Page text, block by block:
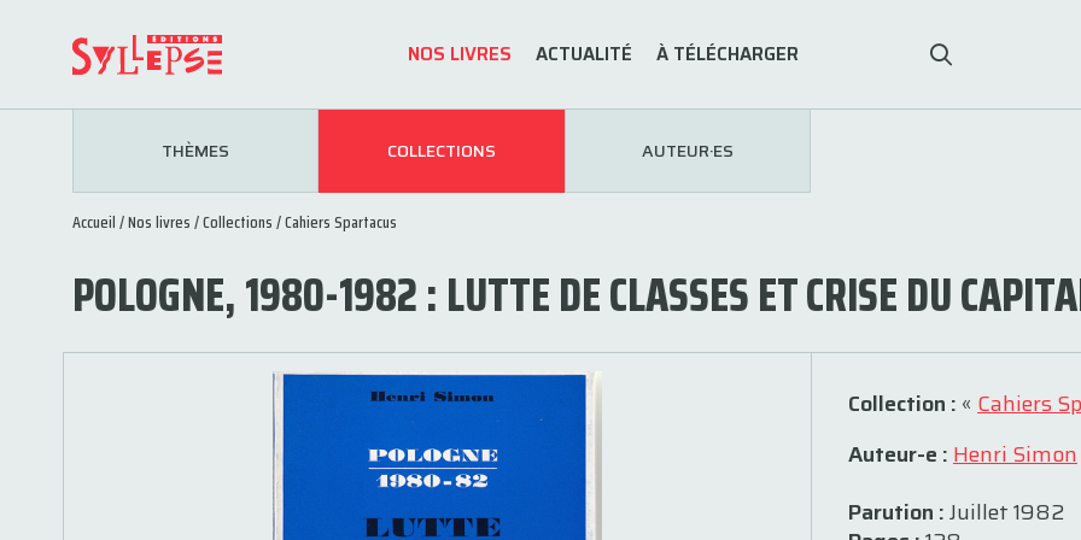
NOS LIVRES ACTUALITÉ À TÉLÉCHARGER
THÈMES COLLECTIONS AUTEUR·ES
Accueil/Nos livres/Collections/Cahiers Spartacus
POLOGNE, 1980-1982 : LUTTE DE CLASSES ET CRISE DU
Collection : « Cahiers
Auteur-e :Henri Simon
Parution :Juillet 1982